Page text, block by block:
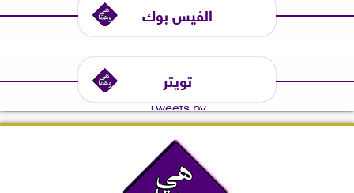
الفيس بوك
تويتر
Tweets by